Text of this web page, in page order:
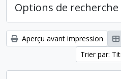
Options de recherche
Aperçu avant impression
Trier par: